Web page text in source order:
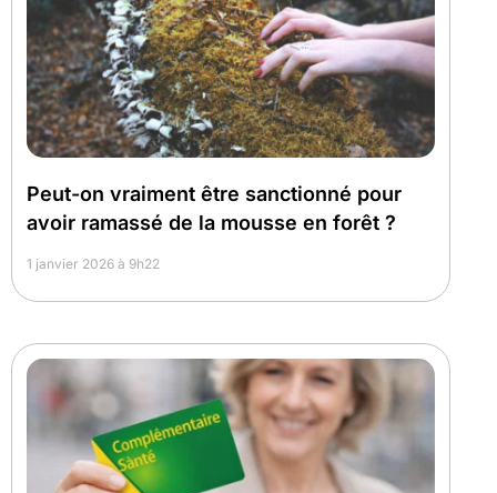
Peut-on vraiment être sanctionné pour
avoir ramassé de la mousse en forêt ?
1 janvier 2026 à 9h22